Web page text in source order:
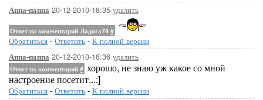
Аппа-паппа 20-12-2010-18:35 удалить
Ответ на комментарий Ладога74 #
Обратиться - Ответить - К полной версии
Аппа-паппа 20-12-2010-18:36 удалить
Ответ на комментарий # хорошо, не знаю уж какое со мной
настроение посетит...:]
Обратиться - Ответить - К полной версии